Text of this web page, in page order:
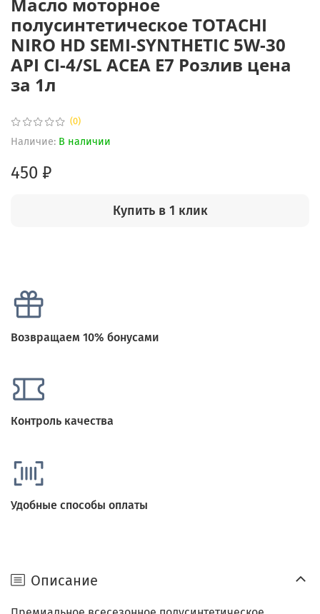
(0)
Наличие: В наличии
полусинтетическое TOTACHI
NIRO HD SEMI-SYNTHETIC 5W-30
API CI-4/SL ACEA E7 Розлив цена
за 1л
450 ₽
Купить в 1 клик
Возвращаем 10% бонусами
Контроль качества
Удобные способы оплаты
Описание